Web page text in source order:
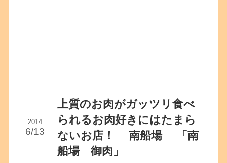
上質のお肉がガッツリ食べ
られるお肉好きにはたまら
ないお店！ 南船場 「南
船場 御肉」
2014
6/13